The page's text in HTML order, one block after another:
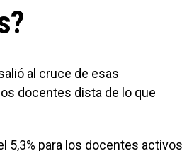
al cruce de esas
docentes dista de lo que
5,3% para los docentes activos